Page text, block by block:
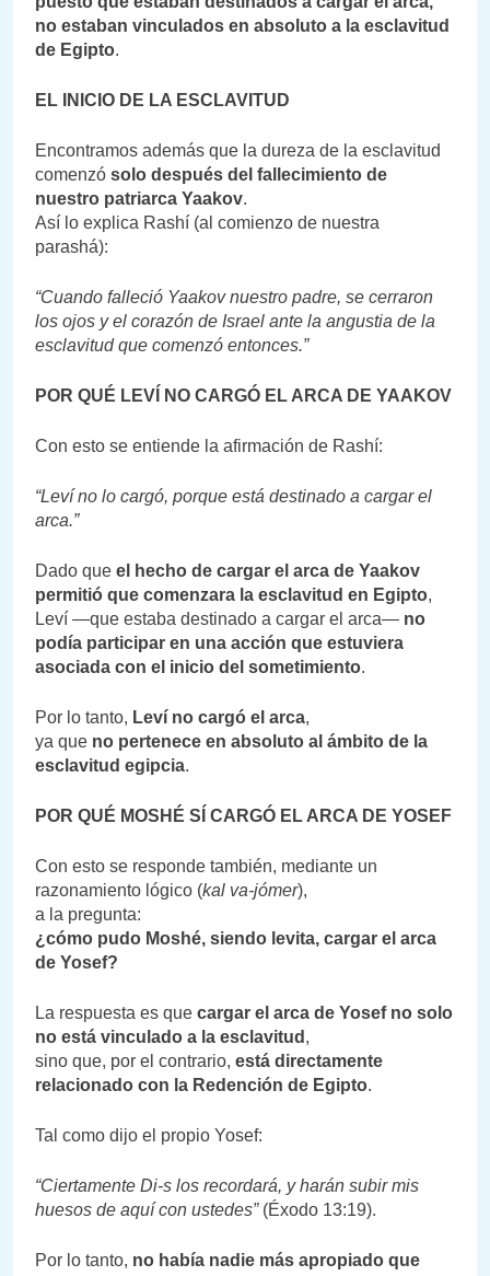
no estaban vinculados en absoluto a la esclavitud
de Egipto.
EL INICIO DE LA ESCLAVITUD
Encontramos además que la dureza de la esclavitud
comenzó solo después del fallecimiento de
nuestro patriarca Yaakov.
Así lo explica Rashí (al comienzo de nuestra
parashá):
“Cuando falleció Yaakov nuestro padre, se cerraron
los ojos y el corazón de Israel ante la angustia de la
esclavitud que comenzó entonces.”
POR QUÉ LEVÍ NO CARGÓ EL ARCA DE YAAKOV
Con esto se entiende la afirmación de Rashí:
“Leví no lo cargó, porque está destinado a cargar el
arca.”
Dado que el hecho de cargar el arca de Yaakov
permitió que comenzara la esclavitud en Egipto,
Leví —que estaba destinado a cargar el arca— no
podía participar en una acción que estuviera
asociada con el inicio del sometimiento.
Por lo tanto, Leví no cargó el arca,
ya que no pertenece en absoluto al ámbito de la
esclavitud egipcia.
POR QUÉ MOSHÉ SÍ CARGÓ EL ARCA DE YOSEF
Con esto se responde también, mediante un
razonamiento lógico (kal va-jómer),
a la pregunta:
¿cómo pudo Moshé, siendo levita, cargar el arca
de Yosef?
La respuesta es que cargar el arca de Yosef no solo
no está vinculado a la esclavitud ,
sino que, por el contrario, está directamente
relacionado con la Redención de Egipto.
Tal como dijo el propio Yosef:
“Ciertamente Di-s los recordará, y harán subir mis
huesos de aquí con ustedes”(Éxodo 13:19).
Por lo tanto, no había nadie más apropiado que